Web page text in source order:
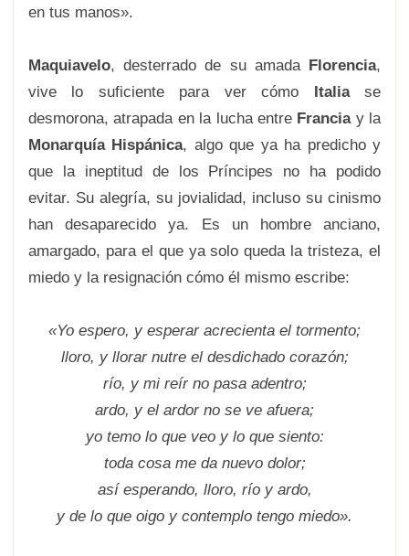
en tus manos».
Maquiavelo, desterrado de su amada Florencia,
vive lo suficiente para ver cómo Italiase
desmorona, atrapada en la lucha entre Franciay la
Monarquía Hispánica, algo que ya ha predicho y
que la ineptitud de los Príncipes no ha podido
evitar. Su alegría, su jovialidad, incluso su cinismo
han desaparecido ya. Es un hombre anciano,
amargado, para el que ya solo queda la tristeza, el
miedo y la resignación cómo él mismo escribe:
«Yo espero, y esperar acrecienta el tormento;
lloro, y llorar nutre el desdichado corazón;
río, y mi reír no pasa adentro;
ardo, y el ardor no se ve afuera;
yo temo lo que veo y lo que siento:
toda cosa me da nuevo dolor;
así esperando, lloro, río y ardo,
y de lo que oigo y contemplo tengo miedo».